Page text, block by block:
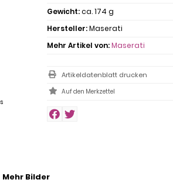
Gewicht:ca. 174 g
Hersteller:Maserati
Mehr Artikel von:Maserati
Artikeldatenblatt drucken
Mehr Bilder